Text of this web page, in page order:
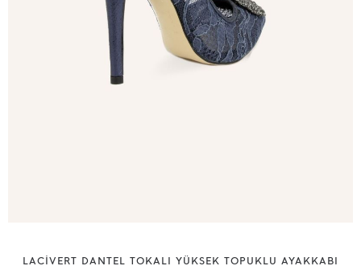
LACİVERT DANTEL TOKALI YÜKSEK TOPUKLU AYAKKABI